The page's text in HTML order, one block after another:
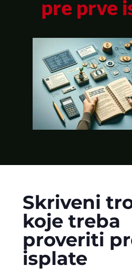
pre prve
Skriveni
koje treba
proveriti
isplate